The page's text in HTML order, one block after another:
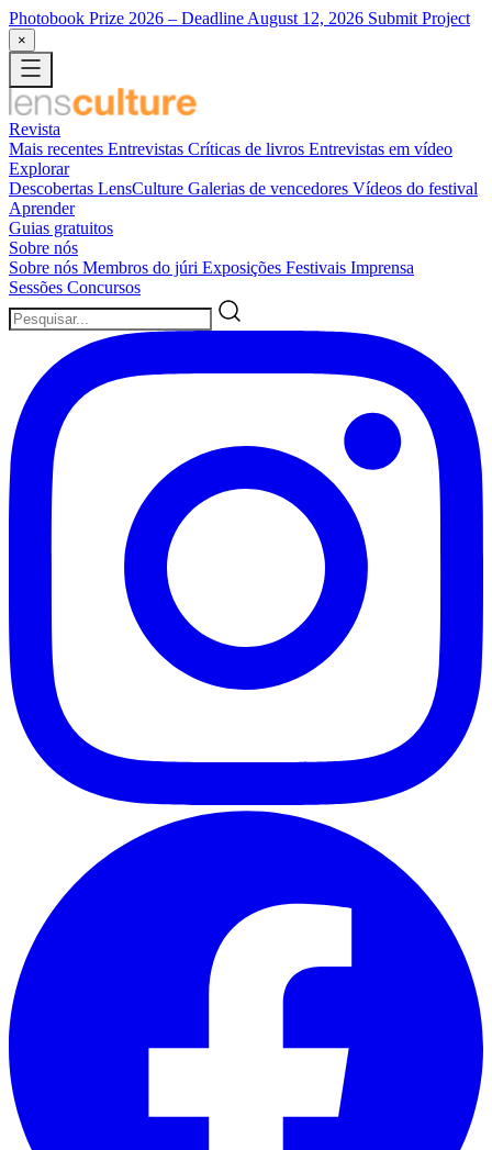
Photobook Prize 2026 – Deadline August 12, 2026 Submit Project
×
Revista
Mais recentes Entrevistas Críticas de livros Entrevistas em vídeo
Explorar
Descobertas LensCulture Galerias de vencedores Vídeos do festival
Aprender
Guias gratuitos
Sobre nós
Sobre nós Membros do júri Exposições Festivais Imprensa
Sessões Concursos